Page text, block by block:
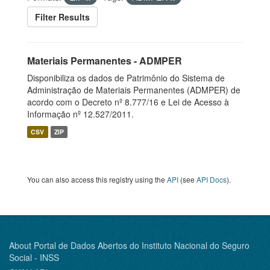
Filter Results
Materiais Permanentes - ADMPER
Disponibiliza os dados de Patrimônio do Sistema de
Administração de Materiais Permanentes (ADMPER) de
acordo com o Decreto nº 8.777/16 e Lei de Acesso à
Informação nº 12.527/2011.
CSV ZIP
You can also access this registry using the API (see API Docs).
About Portal de Dados Abertos do Instituto Nacional do Seguro
Social - INSS